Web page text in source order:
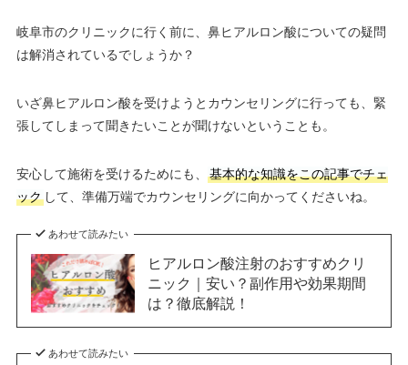
岐阜市のクリニックに行く前に、鼻ヒアルロン酸についての疑問
は解消されているでしょうか？
いざ鼻ヒアルロン酸を受けようとカウンセリングに行っても、緊
張してしまって聞きたいことが聞けないということも。
安心して施術を受けるためにも、
基本的な知識をこの記事でチェ
ックして、準備万端でカウンセリングに向かってくださいね。
あわせて読みたい
ヒアルロン酸注射のおすすめクリ
ニック｜安い？副作用や効果期間
は？徹底解説！
あわせて読みたい